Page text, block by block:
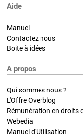
Aide
Manuel
Contactez nous
Boite à idées
A propos
Qui sommes nous ?
L'Offre Overblog
Rémunération en droits
Webedia
Manuel d'Utilisation